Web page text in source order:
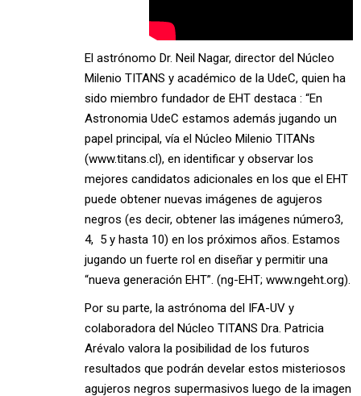
El astrónomo Dr. Neil Nagar, director del Núcleo
Milenio TITANS y académico de la UdeC, quien ha
sido miembro fundador de EHT destaca : “En
Astronomia UdeC estamos además jugando un
papel principal, vía el Núcleo Milenio TITANs
(www.titans.cl), en identificar y observar los
mejores candidatos adicionales en los que el EHT
puede obtener nuevas imágenes de agujeros
negros (es decir, obtener las imágenes número3,
4, 5 y hasta 10) en los próximos años. Estamos
jugando un fuerte rol en diseñar y permitir una
“nueva generación EHT”. (ng-EHT; www.ngeht.org).
Por su parte, la astrónoma del IFA-UV y
colaboradora del Núcleo TITANS Dra. Patricia
Arévalo valora la posibilidad de los futuros
resultados que podrán develar estos misteriosos
agujeros negros supermasivos luego de la imagen